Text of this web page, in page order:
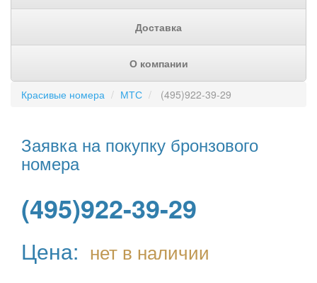
Доставка
О компании
Красивые номера МТС (495)922-39-29
Заявка на покупку бронзового
номера
(495)922-39-29
Цена: нет в наличии